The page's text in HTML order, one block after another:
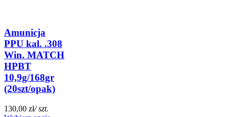
Amunicja
PPU kal. .308
Win. MATCH
HPBT
10,9g/168gr
(20szt/opak)
130,00 zł/ szt.